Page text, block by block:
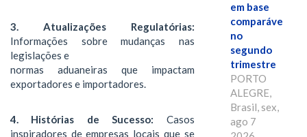
3. Atualizações Regulatórias:
Informações sobre mudanças nas
legislações e
normas aduaneiras que impactam
exportadores e importadores.
4. Histórias de Sucesso: Casos
inspiradores de empresas locais que se
em base
comparável,
no
segundo
trimestre
PORTO
ALEGRE,
Brasil, sex,
ago 7